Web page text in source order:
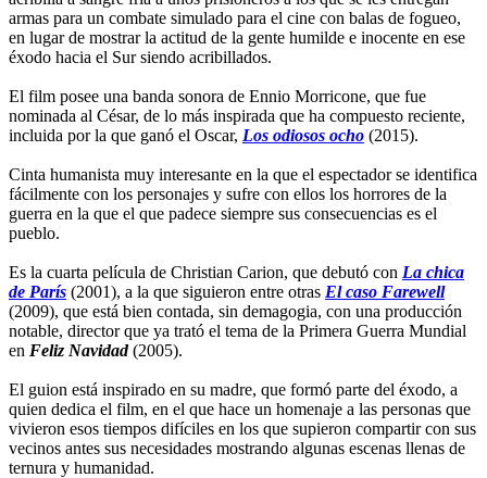
armas para un combate simulado para el cine con balas de fogueo,
en lugar de mostrar la actitud de la gente humilde e inocente en ese
éxodo hacia el Sur siendo acribillados.
El film posee una banda sonora de Ennio Morricone, que fue
nominada al César, de lo más inspirada que ha compuesto reciente,
incluida por la que ganó el Oscar, Los odiosos ocho (2015).
Cinta humanista muy interesante en la que el espectador se identifica
fácilmente con los personajes y sufre con ellos los horrores de la
guerra en la que el que padece siempre sus consecuencias es el
pueblo.
Es la cuarta película de Christian Carion, que debutó con La chica
de París (2001), a la que siguieron entre otras El caso Farewell
(2009), que está bien contada, sin demagogia, con una producción
notable, director que ya trató el tema de la Primera Guerra Mundial
en Feliz Navidad(2005).
El guion está inspirado en su madre, que formó parte del éxodo, a
quien dedica el film, en el que hace un homenaje a las personas que
vivieron esos tiempos difíciles en los que supieron compartir con sus
vecinos antes sus necesidades mostrando algunas escenas llenas de
ternura y humanidad.